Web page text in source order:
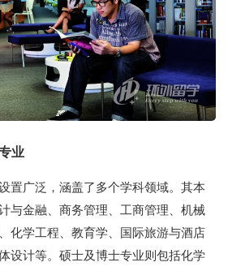
业
置广泛，涵盖了多个学科领域。其本
与金融、商务管理、工商管理、机械
化学工程、教育学、国际旅游与酒店
设计等。硕士及博士专业则包括化学